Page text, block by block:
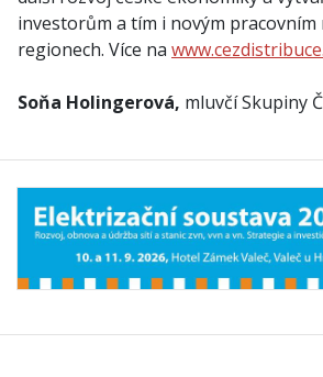
investorům a tím i novým pracovním
regionech. Více na
Soňa Holingerová, mluvčí Skupiny